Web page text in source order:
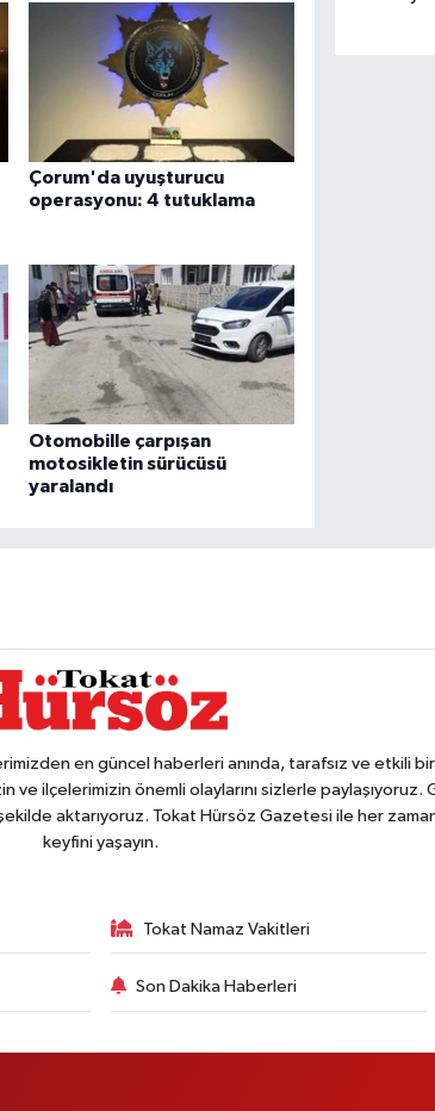
Çorum'da uyuşturucu
operasyonu: 4 tutuklama
Otomobille çarpışan
motosikletin sürücüsü
yaralandı
en güncel haberleri anında, tarafsız ve etkili
ve ilçelerimizin önemli olaylarını sizlerle
aktarıyoruz. Tokat Hürsöz Gazetesi ile her
keyfini yaşayın.
Tokat Namaz Vakitleri
Son Dakika Haberleri